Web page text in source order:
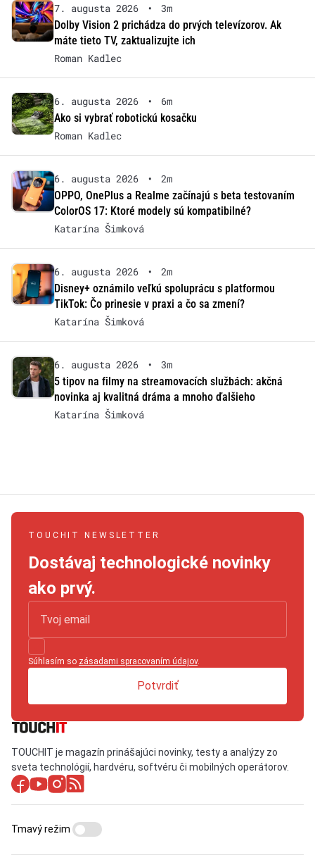
7. augusta 2026 •
3m
Dolby Vision 2 prichádza do prvých televízorov. Ak
máte tieto TV, zaktualizujte ich
Roman Kadlec
6. augusta 2026 •
6m
Ako si vybrať robotickú kosačku
Roman Kadlec
6. augusta 2026 •
2m
OPPO, OnePlus a Realme začínajú s beta testovaním
ColorOS 17: Ktoré modely sú kompatibilné?
Katarína Šimková
6. augusta 2026 •
2m
Disney+ oznámilo veľkú spoluprácu s platformou
TikTok: Čo prinesie v praxi a čo sa zmení?
Katarína Šimková
6. augusta 2026 •
3m
5 tipov na filmy na streamovacích službách: akčná
novinka aj kvalitná dráma a mnoho ďalšieho
Katarína Šimková
TOUCHIT NEWSLETTER
Dostávaj technologické novinky
ako prvý.
Súhlasím so zásadami spracovaním údajov.
Potvrdiť
TOUCHIT je magazín prinášajúci novinky, testy a analýzy zo
sveta technológií, hardvéru, softvéru či mobilných operátorov.
Tmavý režim